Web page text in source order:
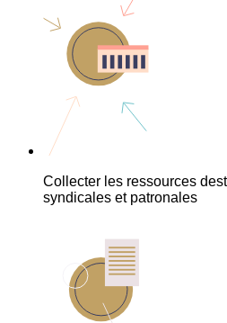
Collecter les ressources
syndicales et patronales